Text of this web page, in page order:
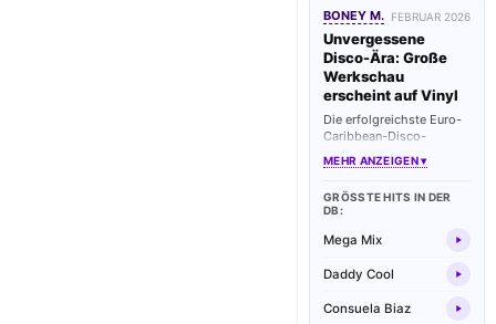
BONEY M. FEBRUAR 2026
Unvergessene
Disco-Ära: Große
Werkschau
erscheint auf Vinyl
Die erfolgreichste Euro-
Caribbean-Disco-
Formation aller Zeiten
wird mit einer limitierten
legendären Dancefloor-
Kracher wurden dafür
sorgfältig remastert.
MEHR ANZEIGEN ▾
GRÖSSTE HITS IN DER D
B:
Mega Mix
Daddy Cool
Consuela Biaz